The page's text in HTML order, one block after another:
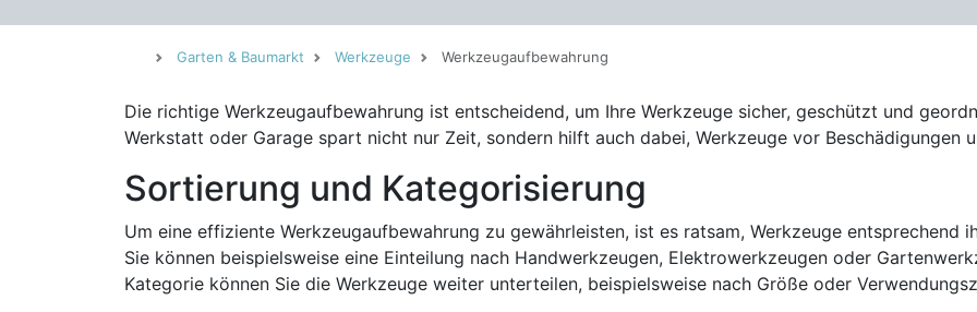
Garten & Baumarkt Werkzeuge Werkzeugaufbewahrung
Die richtige Werkzeugaufbewahrung ist entscheidend, um Ihre Werkzeuge sicher, geschützt und
Werkstatt oder Garage spart nicht nur Zeit, sondern hilft auch dabei, Werkzeuge vor Beschädigungen
Sortierung und Kategorisierung
Um eine effiziente Werkzeugaufbewahrung zu gewährleisten, ist es ratsam, Werkzeuge entsprechend
Sie können beispielsweise eine Einteilung nach Handwerkzeugen, Elektrowerkzeugen oder
Kategorie können Sie die Werkzeuge weiter unterteilen, beispielsweise nach Größe oder